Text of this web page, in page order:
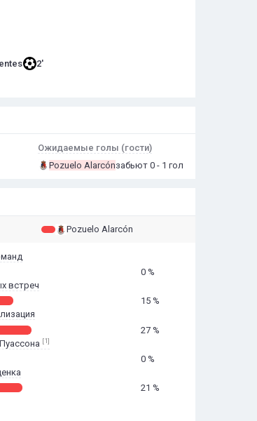
2'
Ожидаемые голы (гости)
Pozuelo Alarcónзабьют 0 - 1 гол
Pozuelo Alarcón
0 %
встреч
15 %
27 %
[1]
0 %
21 %